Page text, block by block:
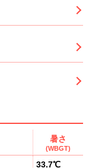
暑さ
(WBGT)
33.7℃